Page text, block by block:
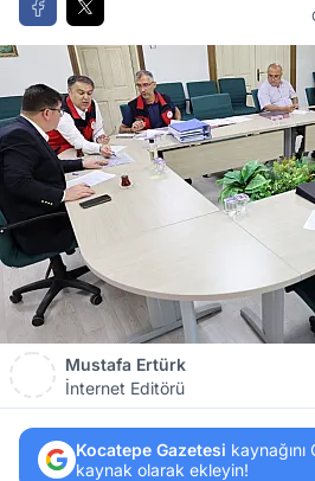
Mustafa Ertürk
İnternet Editörü
Kocatepe Gazetesi
kaynak olarak ekleyin!